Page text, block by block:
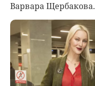
Варвара Щербакова.